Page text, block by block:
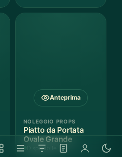
Anteprima
NOLEGGIO PROPS
Piatto da Portata
Ovale Grande
Disponibile